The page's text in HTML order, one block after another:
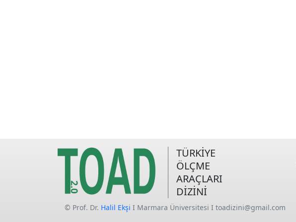
TÜRKİYE
ÖLÇME
ARAÇLARI
DİZİNİ
© Prof. Dr. Halil Ekşi I Marmara Üniversitesi I toadizini@gmail.com